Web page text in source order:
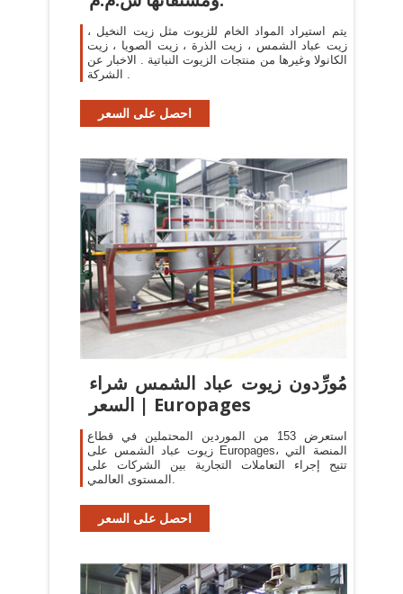
يتم استيراد المواد الخام للزيوت مثل زيت النخيل ،
زيت عباد الشمس ، زيت الذرة ، زيت الصويا ، زيت
الكانولا وغيرها من منتجات الزيوت النباتية . الاخبار عن
الشركة .
احصل على السعر
مُورِّدون زيوت عباد الشمس شراء
السعر | Europages
استعرض 153 من الموردين المحتملين في قطاع
زيوت عباد الشمس على Europages، المنصة التي
تتيح إجراء التعاملات التجارية بين الشركات على
المستوى العالمي.
احصل على السعر